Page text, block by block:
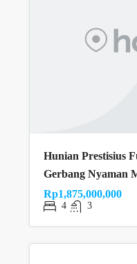
Hunian Prestisius
Gerbang Nyaman
Rp1,875,000,000
4 3